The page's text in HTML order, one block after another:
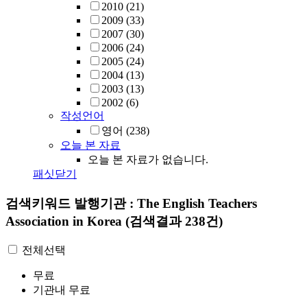
2010 (21)
2009 (33)
2007 (30)
2006 (24)
2005 (24)
2004 (13)
2003 (13)
2002 (6)
작성언어
영어 (238)
오늘 본 자료
오늘 본 자료가 없습니다.
패싯닫기
검색키워드 발행기관 : The English Teachers
Association in Korea (검색결과 238건)
전체선택
무료
기관내 무료